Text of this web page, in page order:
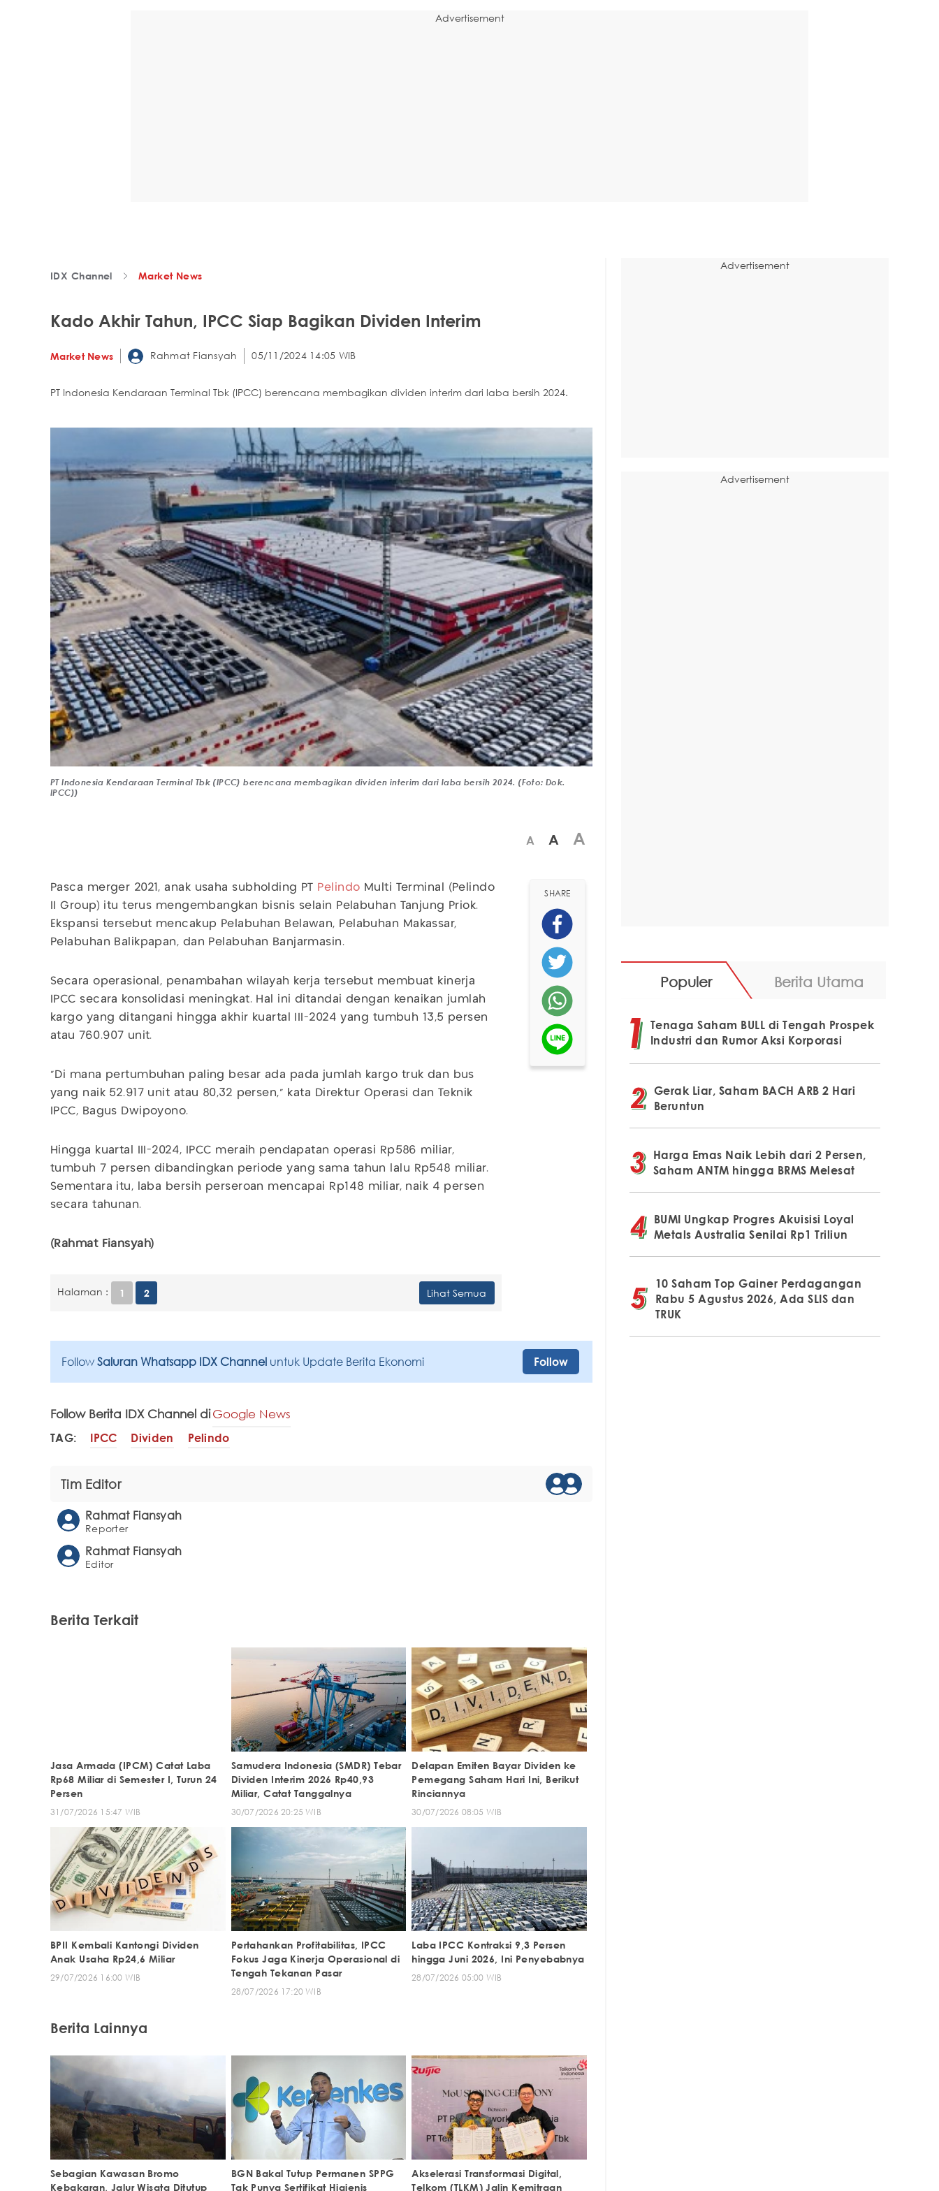
Advertisement
IDX Channel Market News
Kado Akhir Tahun, IPCC Siap Bagikan Dividen Interim
Market News Rahmat Fiansyah 05/11/2024 14:05 WIB
PT Indonesia Kendaraan Terminal Tbk (IPCC) berencana membagikan dividen interim dari laba bersih 2024.
PT Indonesia Kendaraan Terminal Tbk (IPCC) berencana membagikan dividen interim dari laba bersih 2024. (Foto: Dok.
IPCC))
A A A
Pasca merger 2021, anak usaha subholding PT Pelindo Multi Terminal (Pelindo
II Group) itu terus mengembangkan bisnis selain Pelabuhan Tanjung Priok.
Ekspansi tersebut mencakup Pelabuhan Belawan, Pelabuhan Makassar,
Pelabuhan Balikpapan, dan Pelabuhan Banjarmasin.
Secara operasional, penambahan wilayah kerja tersebut membuat kinerja
IPCC secara konsolidasi meningkat. Hal ini ditandai dengan kenaikan jumlah
kargo yang ditangani hingga akhir kuartal III-2024 yang tumbuh 13,5 persen
atau 760.907 unit.
"Di mana pertumbuhan paling besar ada pada jumlah kargo truk dan bus
yang naik 52.917 unit atau 80,32 persen," kata Direktur Operasi dan Teknik
IPCC, Bagus Dwipoyono.
Hingga kuartal III-2024, IPCC meraih pendapatan operasi Rp586 miliar,
tumbuh 7 persen dibandingkan periode yang sama tahun lalu Rp548 miliar.
Sementara itu, laba bersih perseroan mencapai Rp148 miliar, naik 4 persen
secara tahunan.
(Rahmat Fiansyah)
Halaman : 1 2 Lihat Semua
SHARE
Follow Saluran Whatsapp IDX Channel untuk Update Berita Ekonomi Follow
Follow Berita IDX Channel diGoogle News
TAG: IPCC Dividen Pelindo
Tim Editor
Rahmat Fiansyah
Reporter
Rahmat Fiansyah
Editor
Berita Terkait
Jasa Armada (IPCM) Catat Laba
Rp68 Miliar di Semester I, Turun 24
Persen
31/07/2026 15:47 WIB
Samudera Indonesia (SMDR) Tebar
Dividen Interim 2026 Rp40,93
Miliar, Catat Tanggalnya
30/07/2026 20:25 WIB
Delapan Emiten Bayar Dividen ke
Pemegang Saham Hari Ini, Berikut
Rinciannya
30/07/2026 08:05 WIB
BPII Kembali Kantongi Dividen
Anak Usaha Rp24,6 Miliar
29/07/2026 16:00 WIB
Pertahankan Profitabilitas, IPCC
Fokus Jaga Kinerja Operasional di
Tengah Tekanan Pasar
28/07/2026 17:20 WIB
Laba IPCC Kontraksi 9,3 Persen
hingga Juni 2026, Ini Penyebabnya
28/07/2026 05:00 WIB
Berita Lainnya
Sebagian Kawasan Bromo
Kebakaran, Jalur Wisata Ditutup
BGN Bakal Tutup Permanen SPPG
Tak Punya Sertifikat Higienis
Akselerasi Transformasi Digital,
Telkom (TLKM) Jalin Kemitraan
Advertisement
Advertisement
Populer Berita Utama
Tenaga Saham BULL di Tengah Prospek
Industri dan Rumor Aksi Korporasi
Gerak Liar, Saham BACH ARB 2 Hari
Beruntun
Harga Emas Naik Lebih dari 2 Persen,
Saham ANTM hingga BRMS Melesat
BUMI Ungkap Progres Akuisisi Loyal
Metals Australia Senilai Rp1 Triliun
10 Saham Top Gainer Perdagangan
Rabu 5 Agustus 2026, Ada SLIS dan
TRUK